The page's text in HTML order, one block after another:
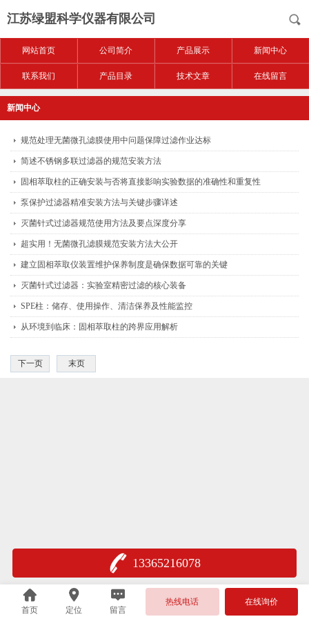
江苏绿盟科学仪器有限公司
网站首页 公司简介 产品展示 新闻中心
联系我们 产品目录 技术文章 在线留言
新闻中心
规范处理无菌微孔滤膜使用中问题保障过滤作业达标
简述不锈钢多联过滤器的规范安装方法
固相萃取柱的正确安装与否将直接影响实验数据的准确性和重复性
泵保护过滤器精准安装方法与关键步骤详述
灭菌针式过滤器规范使用方法及要点深度分享
超实用！无菌微孔滤膜规范安装方法大公开
建立固相萃取仪装置维护保养制度是确保数据可靠的关键
灭菌针式过滤器：实验室精密过滤的核心装备
SPE柱：储存、使用操作、清洁保养及性能监控
从环境到临床：固相萃取柱的跨界应用解析
下一页 末页
13365216078
首页 定位 留言
热线电话 在线询价